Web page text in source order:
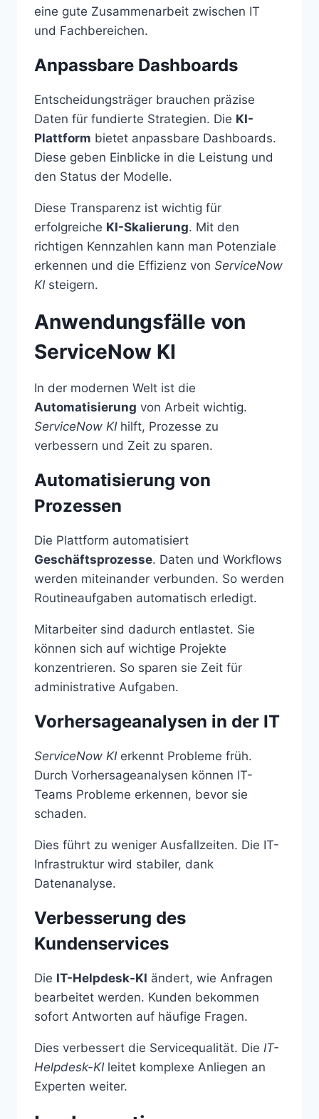
eine gute Zusammenarbeit zwischen IT
und Fachbereichen.
Anpassbare Dashboards
Entscheidungsträger brauchen präzise
Daten für fundierte Strategien. Die KI-
Plattform bietet anpassbare Dashboards.
Diese geben Einblicke in die Leistung und
den Status der Modelle.
Diese Transparenz ist wichtig für
erfolgreiche KI-Skalierung. Mit den
richtigen Kennzahlen kann man Potenziale
erkennen und die Effizienz von ServiceNow
KIsteigern.
Anwendungsfälle von
ServiceNow KI
In der modernen Welt ist die
Automatisierung von Arbeit wichtig.
ServiceNow KIhilft, Prozesse zu
verbessern und Zeit zu sparen.
Automatisierung von
Prozessen
Die Plattform automatisiert
Geschäftsprozesse. Daten und Workflows
werden miteinander verbunden. So werden
Routineaufgaben automatisch erledigt.
Mitarbeiter sind dadurch entlastet. Sie
können sich auf wichtige Projekte
konzentrieren. So sparen sie Zeit für
administrative Aufgaben.
Vorhersageanalysen in der IT
ServiceNow KIerkennt Probleme früh.
Durch Vorhersageanalysen können IT-
Teams Probleme erkennen, bevor sie
schaden.
Dies führt zu weniger Ausfallzeiten. Die IT-
Infrastruktur wird stabiler, dank
Datenanalyse.
Verbesserung des
Kundenservices
Die IT-Helpdesk-KI ändert, wie Anfragen
bearbeitet werden. Kunden bekommen
sofort Antworten auf häufige Fragen.
Dies verbessert die Servicequalität. Die IT-
Helpdesk-KIleitet komplexe Anliegen an
Experten weiter.